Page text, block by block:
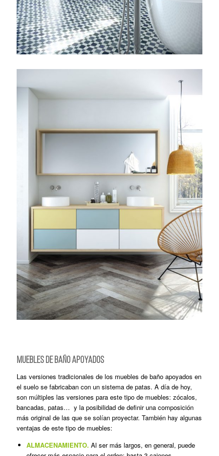
MUEBLES DE BAÑO APOYADOS
Las versiones tradicionales de los muebles de baño apoyados en
el suelo se fabricaban con un sistema de patas. A día de hoy,
son múltiples las versiones para este tipo de muebles: zócalos,
bancadas, patas… y la posibilidad de definir una composición
más original de las que se solían proyectar. También hay algunas
ventajas de este tipo de muebles:
ALMACENAMIENTO. Al ser más largos, en general, puede